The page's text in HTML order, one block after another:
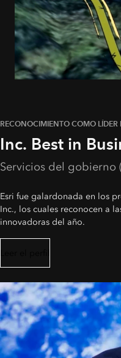
RECONOCIMIENTO COMO LÍDER
Inc. Best in
Servicios del gobierno
Esri fue galardonada en los
Inc., los cuales reconocen a
innovadoras del año.